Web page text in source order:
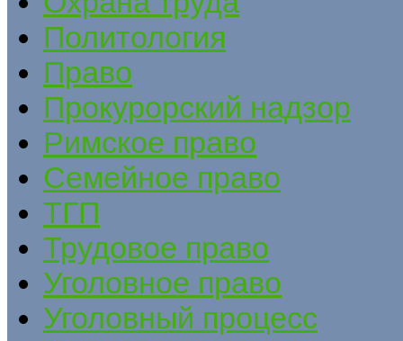
Политология
Право
Прокурорский надзор
Римское право
Семейное право
ТГП
Трудовое право
Уголовное право
Уголовный процесс